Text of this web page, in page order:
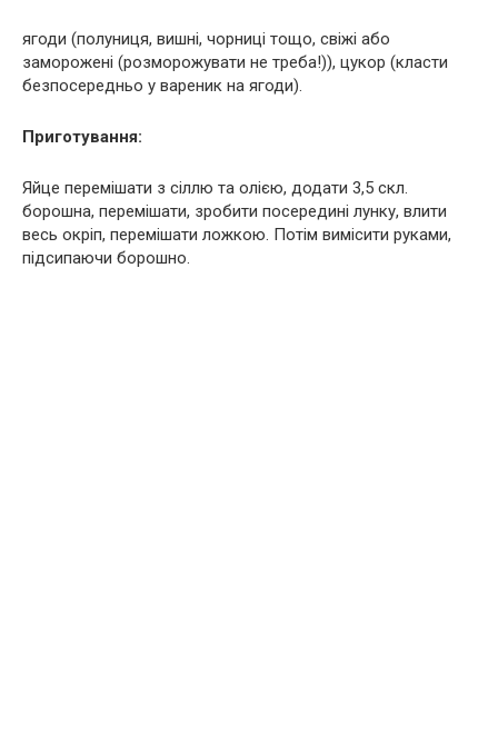
ягоди (полуниця, вишні, чорниці тощо, свіжі або
заморожені (розморожувати не треба!)), цукор (класти
безпосередньо у вареник на ягоди).
Приготування:
Яйце перемішати з сіллю та олією, додати 3,5 скл.
борошна, перемішати, зробити посередині лунку, влити
весь окріп, перемішати ложкою. Потім вимісити руками,
підсипаючи борошно.